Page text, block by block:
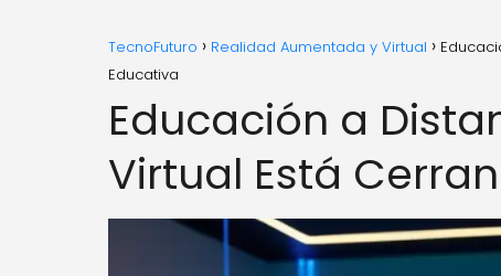
TecnoFuturo Realidad Aumentada y Virtual
Educativa
Educación a
Virtual Está